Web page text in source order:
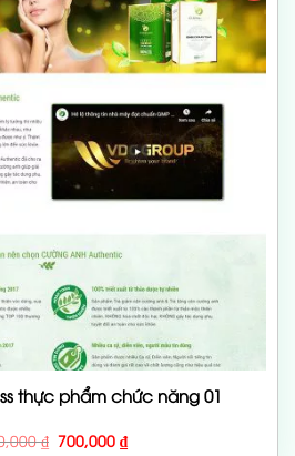
thực phẩm chức năng 01
₫ Giá
700,000₫Giá